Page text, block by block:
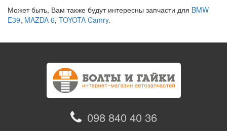
Может быть, Вам также будут интересны запчасти для BMW
E39, MAZDA 6, TOYOTA Camry.
098 840 40 36